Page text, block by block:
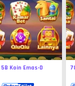
5B Koin Emas-D